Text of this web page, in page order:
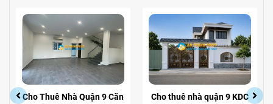
Cho Thuê Nhà Quận 9 Căn
Cho thuê nhà quận 9 KDC